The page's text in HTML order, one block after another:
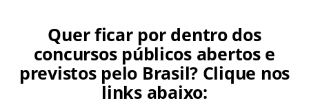
Quer ficar por dentro dos
concursos públicos abertos e
previstos pelo Brasil? Clique nos
links abaixo: